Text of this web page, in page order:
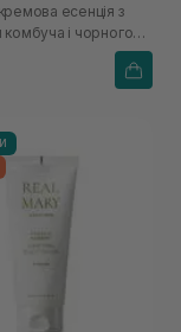
есенція з
комбуча і чорного